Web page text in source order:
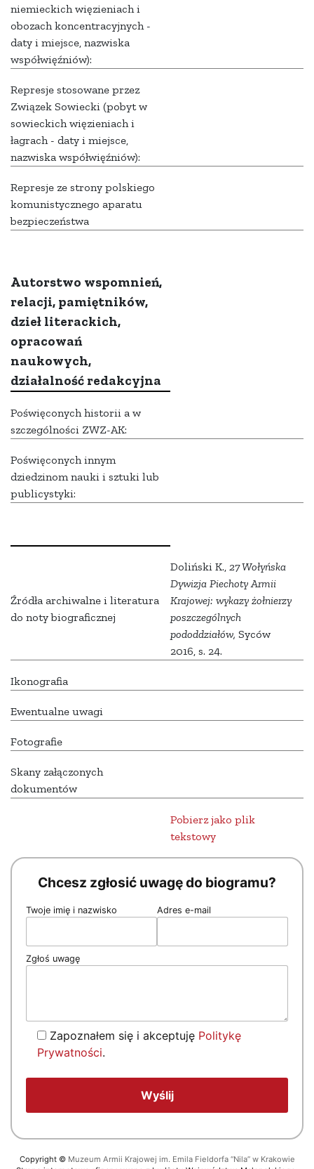
niemieckich więzieniach i
obozach koncentracyjnych -
daty i miejsce, nazwiska
współwięźniów):
Represje stosowane przez
Związek Sowiecki (pobyt w
sowieckich więzieniach i
łagrach - daty i miejsce,
nazwiska współwięźniów):
Represje ze strony polskiego
komunistycznego aparatu
bezpieczeństwa
Autorstwo wspomnień,
relacji, pamiętników,
dzieł literackich,
opracowań
naukowych,
działalność redakcyjna
Poświęconych historii a w
szczególności ZWZ-AK:
Poświęconych innym
dziedzinom nauki i sztuki lub
publicystyki:
Źródła archiwalne i literatura
do noty biograficznej
Doliński K., 27 Wołyńska
Dywizja Piechoty Armii
Krajowej: wykazy żołnierzy
poszczególnych
pododdziałów, Syców
2016, s. 24.
Ikonografia
Ewentualne uwagi
Fotografie
Skany załączonych
dokumentów
Pobierz jako plik
tekstowy
Chcesz zgłosić uwagę do biogramu?
Twoje imię i nazwisko Adres e-mail
Zgłoś uwagę
Zapoznałem się i akceptuję Politykę
Prywatności.
Copyright © Muzeum Armii Krajowej im. Emila Fieldorfa “Nila” w Krakowie